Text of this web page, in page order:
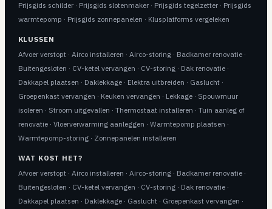
Prijsgids schilder· Prijsgids slotenmaker· Prijsgids tegelzetter· Prijsgids
warmtepomp · Prijsgids zonnepanelen · Klusplatforms vergeleken
KLUSSEN
Afvoer verstopt· Airco installeren · Airco-storing· Badkamer renovatie·
Buitengesloten · CV-ketel vervangen · CV-storing· Dak renovatie·
Dakkapel plaatsen · Daklekkage· Elektra uitbreiden · Gaslucht·
Groepenkast vervangen · Keuken vervangen · Lekkage· Spouwmuur
isoleren · Stroom uitgevallen · Thermostaat installeren · Tuin aanleg of
renovatie· Vloerverwarming aanleggen · Warmtepomp plaatsen ·
Warmtepomp-storing· Zonnepanelen installeren
WAT KOST HET?
Afvoer verstopt· Airco installeren · Airco-storing· Badkamer renovatie·
Buitengesloten · CV-ketel vervangen · CV-storing· Dak renovatie·
Dakkapel plaatsen · Daklekkage· Gaslucht· Groepenkast vervangen ·